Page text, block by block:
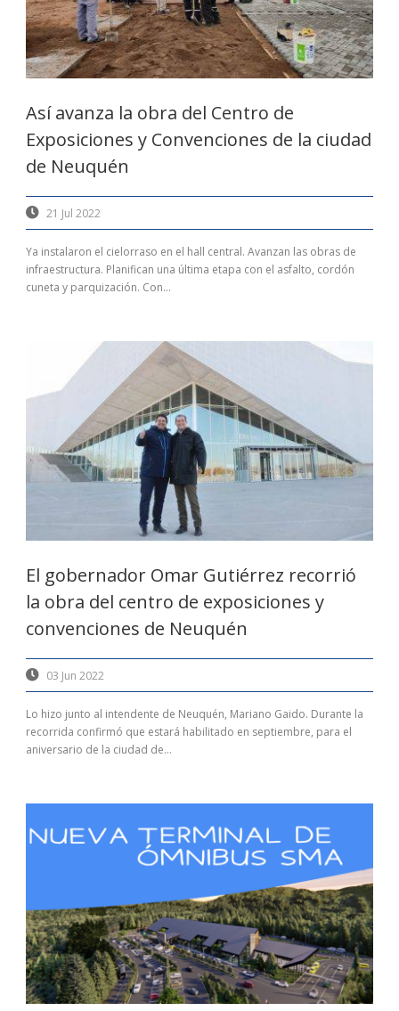
Así avanza la obra del Centro de
Exposiciones y Convenciones de la ciudad
de Neuquén
21 Jul 2022
Ya instalaron el cielorraso en el hall central. Avanzan las obras de
infraestructura. Planifican una última etapa con el asfalto, cordón
cuneta y parquización. Con...
El gobernador Omar Gutiérrez recorrió
la obra del centro de exposiciones y
convenciones de Neuquén
03 Jun 2022
Lo hizo junto al intendente de Neuquén, Mariano Gaido. Durante la
recorrida confirmó que estará habilitado en septiembre, para el
aniversario de la ciudad de...